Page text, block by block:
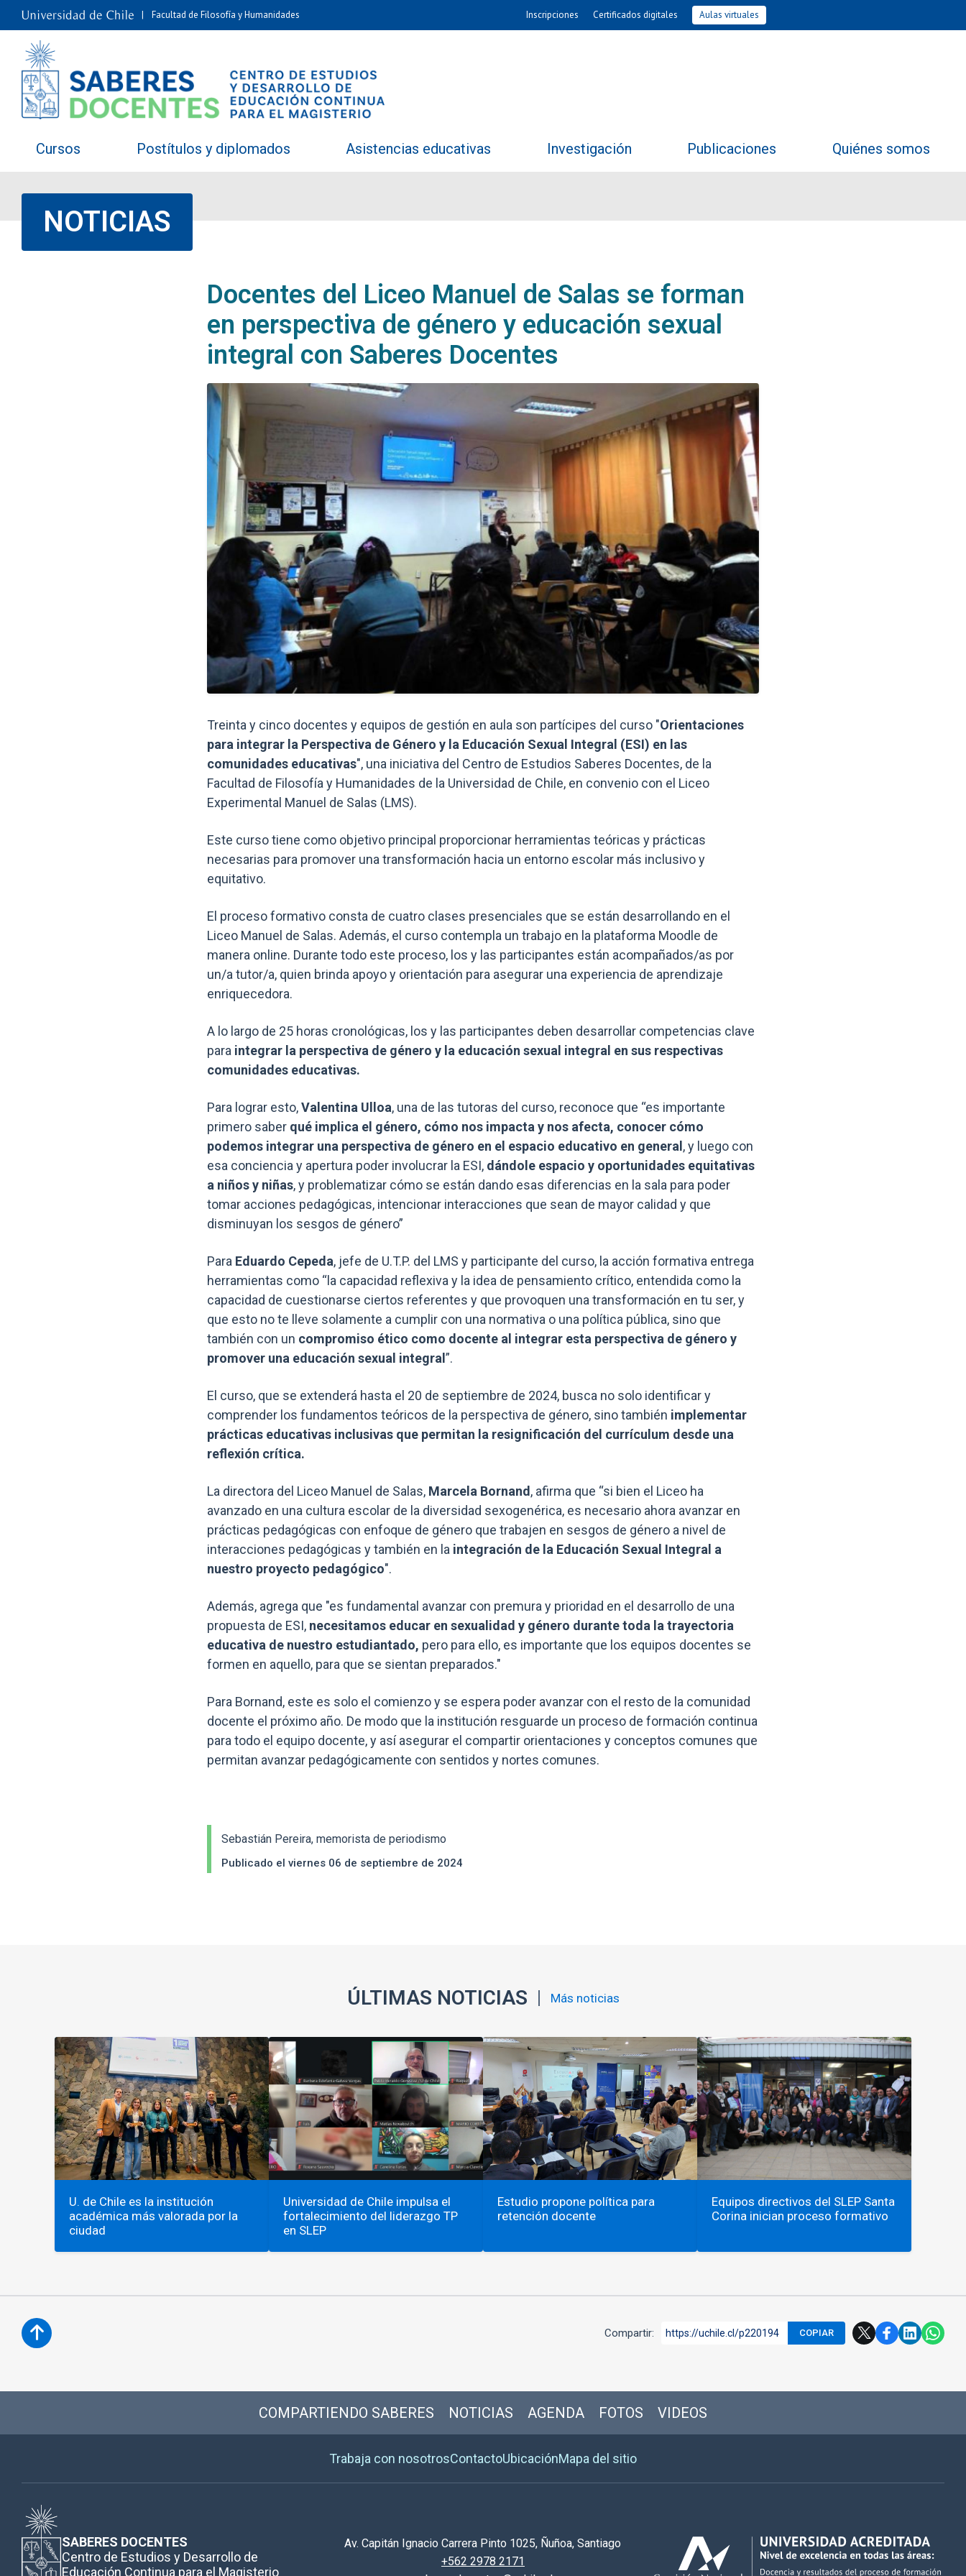
Facultad de Filosofía y Humanidades Inscripciones Certificados digitales Aulas virtuales
Cursos Postítulos y diplomados Asistencias educativas Investigación Publicaciones Quiénes somos
NOTICIAS
Docentes del Liceo Manuel de Salas se forman
en perspectiva de género y educación sexual
integral con Saberes Docentes
Treinta y cinco docentes y equipos de gestión en aula son partícipes del curso "Orientaciones
para integrar la Perspectiva de Género y la Educación Sexual Integral (ESI) en las
comunidades educativas", una iniciativa del Centro de Estudios Saberes Docentes, de la
Facultad de Filosofía y Humanidades de la Universidad de Chile, en convenio con el Liceo
Experimental Manuel de Salas (LMS).
Este curso tiene como objetivo principal proporcionar herramientas teóricas y prácticas
necesarias para promover una transformación hacia un entorno escolar más inclusivo y
equitativo.
El proceso formativo consta de cuatro clases presenciales que se están desarrollando en el
Liceo Manuel de Salas. Además, el curso contempla un trabajo en la plataforma Moodle de
manera online. Durante todo este proceso, los y las participantes están acompañados/as por
un/a tutor/a, quien brinda apoyo y orientación para asegurar una experiencia de aprendizaje
enriquecedora.
A lo largo de 25 horas cronológicas, los y las participantes deben desarrollar competencias clave
para integrar la perspectiva de género y la educación sexual integral en sus respectivas
comunidades educativas.
Para lograr esto,Valentina Ulloa, una de las tutoras del curso, reconoce que “es importante
primero saber qué implica el género, cómo nos impacta y nos afecta, conocer cómo
podemos integrar una perspectiva de género en el espacio educativo en general , y luego con
esa conciencia y apertura poder involucrar la ESI, dándole espacio y oportunidades equitativas
a niños y niñas, y problematizar cómo se están dando esas diferencias en la sala para poder
tomar acciones pedagógicas, intencionar interacciones que sean de mayor calidad y que
disminuyan los sesgos de género”
Para Eduardo Cepeda, jefe de U.T.P. del LMS y participante del curso, la acción formativa entrega
herramientas como “la capacidad reflexiva y la idea de pensamiento crítico, entendida como la
capacidad de cuestionarse ciertos referentes y que provoquen una transformación en tu ser, y
que esto no te lleve solamente a cumplir con una normativa o una política pública, sino que
también con un compromiso ético como docente al integrar esta perspectiva de género y
promover una educación sexual integral ”.
El curso, que se extenderá hasta el 20 de septiembre de 2024, busca no solo identificar y
comprender los fundamentos teóricos de la perspectiva de género, sino también implementar
prácticas educativas inclusivas que permitan la resignificación del currículum desde una
reflexión crítica.
La directora del Liceo Manuel de Salas, Marcela Bornand , afirma que “si bien el Liceo ha
avanzado en una cultura escolar de la diversidad sexogenérica, es necesario ahora avanzar en
prácticas pedagógicas con enfoque de género que trabajen en sesgos de género a nivel de
interacciones pedagógicas y también en la integración de la Educación Sexual Integral a
nuestro proyecto pedagógico".
Además, agrega que "es fundamental avanzar con premura y prioridad en el desarrollo de una
propuesta de ESI, necesitamos educar en sexualidad y género durante toda la trayectoria
educativa de nuestro estudiantado, pero para ello, es importante que los equipos docentes se
formen en aquello, para que se sientan preparados."
Para Bornand, este es solo el comienzo y se espera poder avanzar con el resto de la comunidad
docente el próximo año. De modo que la institución resguarde un proceso de formación continua
para todo el equipo docente, y así asegurar el compartir orientaciones y conceptos comunes que
permitan avanzar pedagógicamente con sentidos y nortes comunes.
Sebastián Pereira, memorista de periodismo
Publicado el viernes 06 de septiembre de 2024
ÚLTIMAS NOTICIAS Más noticias
U. de Chile es la institución
académica más valorada por la
ciudad
Universidad de Chile impulsa el
fortalecimiento del liderazgo TP
en SLEP
Estudio propone política para
retención docente
Equipos directivos del SLEP Santa
Corina inician proceso formativo
Compartir: https://uchile.cl/p220194 COPIAR
COMPARTIENDO SABERES NOTICIAS AGENDA FOTOS VIDEOS
Trabaja con nosotrosContactoUbicaciónMapa del sitio
SABERES DOCENTES
Centro de Estudios y Desarrollo de
Educación Continua para el Magisterio
Av. Capitán Ignacio Carrera Pinto 1025, Ñuñoa, Santiago
+562 2978 2171